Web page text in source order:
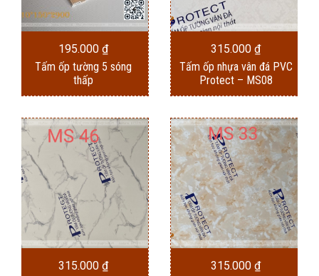
195.000 ₫
Tấm ốp tường 5 sóng
thấp
315.000 ₫
Tấm ốp nhựa vân đá PVC
Protect – MS08
315.000 ₫
315.000 ₫